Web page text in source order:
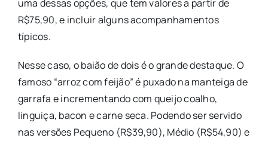
uma dessas opções, que tem valores a partir de
R$75,90, e incluir alguns acompanhamentos
típicos.
Nesse caso, o baião de dois é o grande destaque. O
famoso “arroz com feijão” é puxado na manteiga de
garrafa e incrementando com queijo coalho,
linguiça, bacon e carne seca. Podendo ser servido
nas versões Pequeno (R$39,90), Médio (R$54,90) e